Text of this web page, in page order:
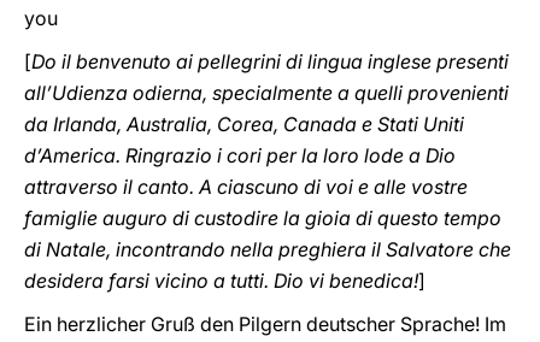
you
[Do il benvenuto ai pellegrini di lingua inglese presenti
all’Udienza odierna, specialmente a quelli provenienti
da Irlanda, Australia, Corea, Canada e Stati Uniti
d’America. Ringrazio i cori per la loro lode a Dio
attraverso il canto. A ciascuno di voi e alle vostre
famiglie auguro di custodire la gioia di questo tempo
di Natale, incontrando nella preghiera il Salvatore che
desidera farsi vicino a tutti. Dio vi benedica!]
Ein herzlicher Gruß den Pilgern deutscher Sprache! Im